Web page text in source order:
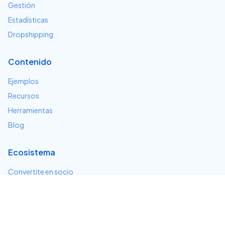
Gestión
Estadísticas
Dropshipping
Contenido
Ejemplos
Recursos
Herramientas
Blog
Ecosistema
Convertite en socio